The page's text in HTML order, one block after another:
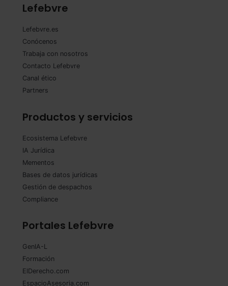
Lefebvre
Lefebvre.es
Conócenos
Trabaja con nosotros
Contacto Lefebvre
Canal ético
Partners
Productos y servicios
Ecosistema Lefebvre
IA Jurídica
Mementos
Bases de datos jurídicas
Gestión de despachos
Compliance
Portales Lefebvre
GenIA-L
Formación
ElDerecho.com
EspacioAsesoria.com